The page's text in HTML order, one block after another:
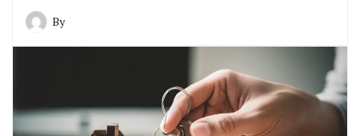
By